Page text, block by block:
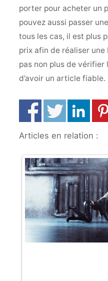
porter pour acheter un
pouvez aussi passer
tous les cas, il est plus
prix afin de réaliser une
pas non plus de
d’avoir un article fiable.
Articles en relation :